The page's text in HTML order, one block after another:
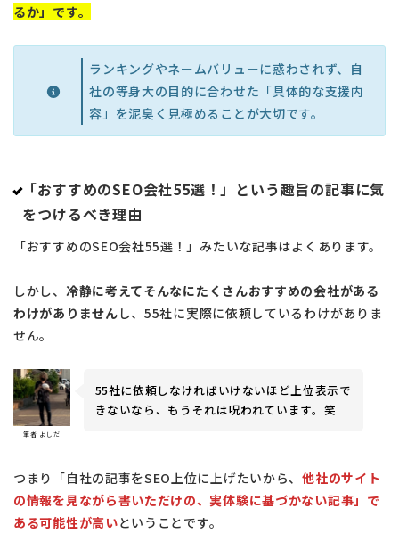
るか」です。
ランキングやネームバリューに惑わされず、自
社の等身大の目的に合わせた「具体的な支援内
容」を泥臭く見極めることが大切です。
「おすすめのSEO会社55選！」という趣旨の記事に気
をつけるべき理由
「おすすめのSEO会社55選！」みたいな記事はよくあります。
しかし、 冷静に考えてそんなにたくさんおすすめの会社がある
わけがありません し、55社に実際に依頼しているわけがありま
せん。
筆者 よしだ
55社に依頼しなければいけないほど上位表示で
きないなら、もうそれは呪われています。笑
つまり「自社の記事をSEO上位に上げたいから、他社のサイト
の情報を見ながら書いただけの、実体験に基づかない記事」で
ある可能性が高いということです。